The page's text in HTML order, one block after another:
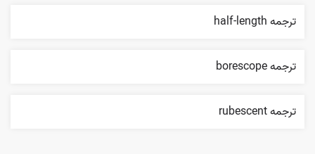
ترجمه half-length
ترجمه borescope
ترجمه rubescent